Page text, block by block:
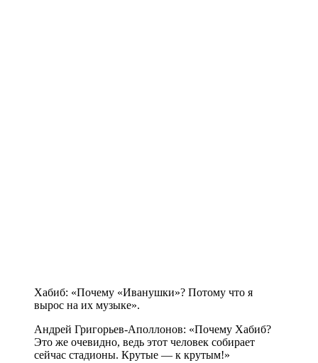
Хабиб: «Почему «Иванушки»? Потому что я
вырос на их музыке».
Андрей Григорьев-Аполлонов: «Почему Хабиб?
Это же очевидно, ведь этот человек собирает
сейчас стадионы. Крутые — к крутым!»